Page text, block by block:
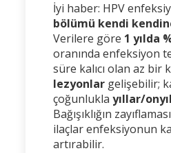
İyi haber: HPV
bölümü kendi
Verilere göre 1 yılda
oranında enfeksiyon
süre kalıcı olan az bir
lezyonlargelişebilir;
çoğunlukla yıllar/
Bağışıklığın
ilaçlar enfeksiyonun
artırabilir.